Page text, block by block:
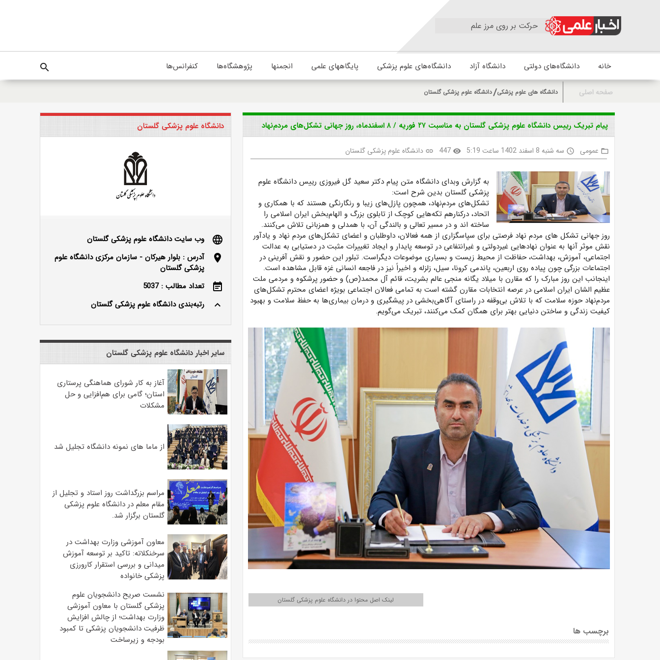
حرکت بر روی مرز علم
خانه دانشگاه‌های دولتی دانشگاه آزاد دانشگاه‌های علوم پزشکی پایگاههای علمی انجمنها پژوهشگاه‌ها کنفرانس‌ها search
صفحه اصلی دانشگاه های علوم پزشکی دانشگاه علوم پزشکی گلستان
پیام تبریک رییس دانشگاه علوم پزشکی گلستان به مناسبت ۲۷ فوریه / ۸ اسفندماه، روز جهانی تشکل‌های مردم‌نهاد
folder_open عمومی access_time سه شنبه 8 اسفند 1402 ساعت 5:19 visibility
447
link دانشگاه علوم پزشکی گلستان
به گزارش وبدای دانشگاه متن پیام دکتر سعید گل فیروزی رییس دانشگاه علوم
پزشکی گلستان بدین شرح است:
تشکل‌های مردم‌نهاد، همچون پازل‌های زیبا و رنگارنگی هستند که با همکاری و
اتحاد، درکنارهم تکه‌هایی کوچک از تابلوی بزرگ و الهام‌بخش ایران اسلامی را
ساخته اند و در مسیر تعالی و بالندگی آن، با همدلی و همزبانی تلاش می‌کنند.
روز جهانی تشکل های مردم نهاد فرصتی برای سپاسگزاری از همه فعالان، داوطلبان و اعضای تشکل‌های مردم نهاد و یادآور
نقش موثر آنها به عنوان نهادهایی غیردولتی و غیرانتفاعی در توسعه پایدار و ایجاد تغییرات مثبت در دستیابی به عدالت
اجتماعی، آموزش، بهداشت، حفاظت از محیط زیست و بسیاری موضوعات دیگراست. تبلور این حضور و نقش آفرینی در
اجتماعات بزرگی چون پیاده روی اربعین، پاندمی کرونا، سیل، زلزله و اخیراً نیز در فاجعه انسانی غزه قابل مشاهده است.
اینجانب این روز مبارک را که مقارن با میلاد یگانه منجی عالم بشریت، قائم آل محمد(ص) و حضور پرشکوه و مردمی ملت
عظیم الشان ایران اسلامی در عرصه انتخابات مقارن گشته است به تمامی فعالان اجتماعی بویژه اعضای محترم تشکل‌های
مردم‌نهاد حوزه سلامت که با تلاش بی‌وقفه در راستای آگاهی‌بخشی در پیشگیری و درمان بیماری‌ها به حفظ سلامت و بهبود
کیفیت زندگی و ساختن دنیایی بهتر برای همگان کمک می‌کنند، تبریک می‌گویم.
لینک اصل محتوا در دانشگاه علوم پزشکی گلستان
برچسب ها
دانشگاه علوم پزشکی گلستان
language
وب سایت دانشگاه علوم پزشکی گلستان
location_on
آدرس : بلوار هیرکان - سازمان مرکزی دانشگاه علوم
پزشکی گلستان
event_note
تعداد مطالب : 5037
keyboard_arrow_up
رتبه‌بندی دانشگاه علوم پزشکی گلستان
سایر اخبار دانشگاه علوم پزشکی گلستان
آغاز به کار شورای هماهنگی پرستاری
استان؛ گامی برای هم‌افزایی و حل
مشکلات
از ماما های نمونه دانشگاه تجلیل شد
مراسم بزرگداشت روز استاد و تجلیل از
مقام معلم در دانشگاه علوم پزشکی
گلستان برگزار شد.‌
معاون آموزشی وزارت بهداشت در
سرخنکلاته: تاکید بر توسعه آموزش
میدانی و بررسی استقرار کارورزی
پزشکی ‌خانواده
نشست صریح دانشجویان علوم
پزشکی گلستان با معاون آموزشی
وزارت بهداشت؛ از چالش افزایش
ظرفیت دانشجویان ‌پزشکی تا کمبود
بودجه و زیرساخت